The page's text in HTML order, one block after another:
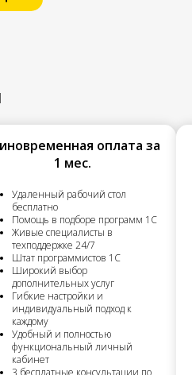
оплата за
1 мес.
Удаленный рабочий стол
бесплатно
Помощь в подборе программ 1С
Живые специалисты в
техподдержке 24/7
Штат программистов 1С
Широкий выбор
дополнительных услуг
Гибкие настройки и
индивидуальный подход к
каждому
Удобный и полностью
функциональный личный
кабинет
3 бесплатные консультации по